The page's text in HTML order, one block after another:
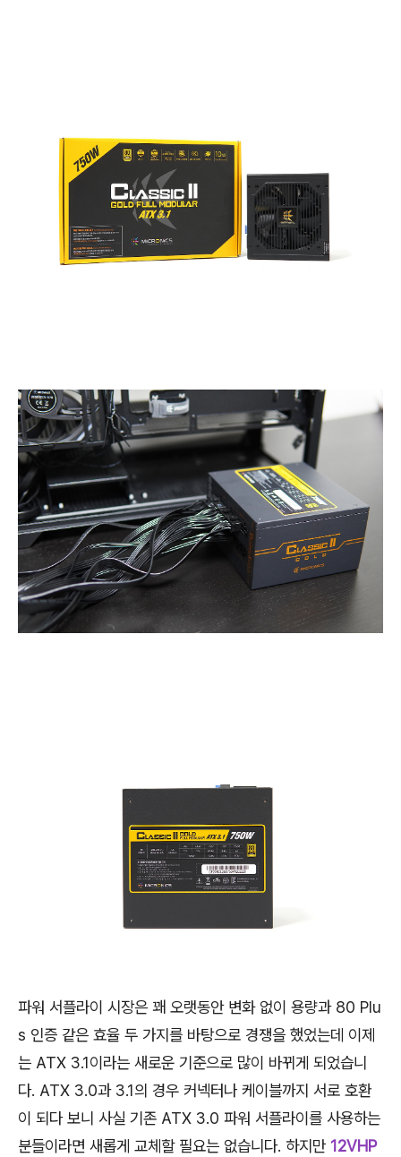
파워 서플라이 시장은 꽤 오랫동안 변화 없이 용량과 80 Plu
s 인증 같은 효율 두 가지를 바탕으로 경쟁을 했었는데 이제
는 ATX 3.1이라는 새로운 기준으로 많이 바뀌게 되었습니
다. ATX 3.0과 3.1의 경우 커넥터나 케이블까지 서로 호환
이 되다 보니 사실 기존 ATX 3.0 파워 서플라이를 사용하는
분들이라면 새롭게 교체할 필요는 없습니다. 하지만 12VHP